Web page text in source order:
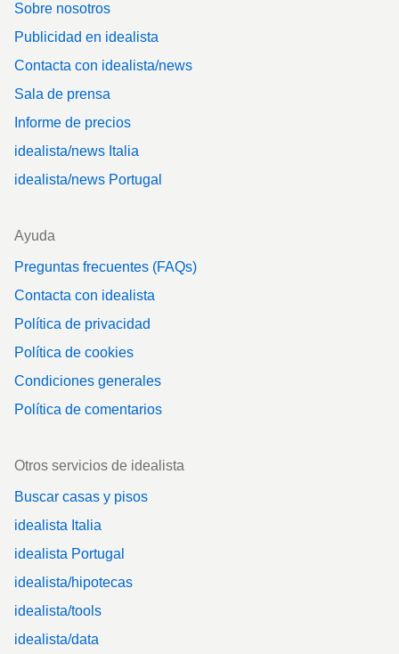
Sobre nosotros
Publicidad en idealista
Contacta con idealista/news
Sala de prensa
Informe de precios
idealista/news Italia
idealista/news Portugal
Ayuda
Preguntas frecuentes (FAQs)
Contacta con idealista
Política de privacidad
Política de cookies
Condiciones generales
Política de comentarios
Otros servicios de idealista
Buscar casas y pisos
idealista Italia
idealista Portugal
idealista/hipotecas
idealista/tools
idealista/data